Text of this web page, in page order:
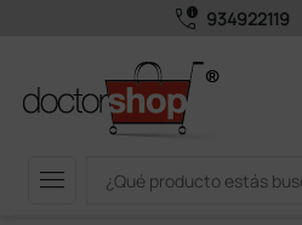
call_quality 934922119
menu